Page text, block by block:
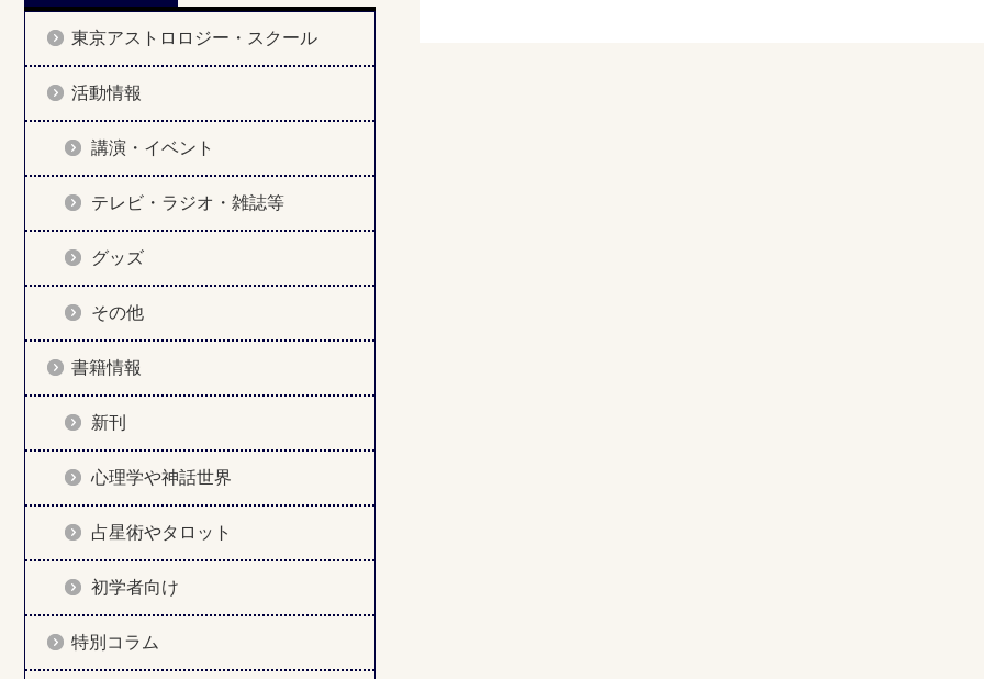
東京アストロロジー・スクール
活動情報
講演・イベント
テレビ・ラジオ・雑誌等
グッズ
その他
書籍情報
新刊
心理学や神話世界
占星術やタロット
初学者向け
特別コラム